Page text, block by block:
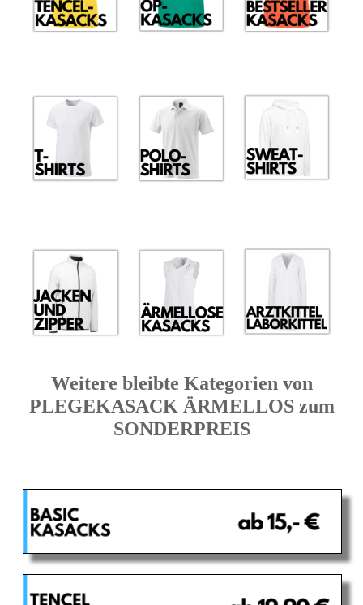
Weitere bleibte Kategorien von
PLEGEKASACK ÄRMELLOS zum
SONDERPREIS